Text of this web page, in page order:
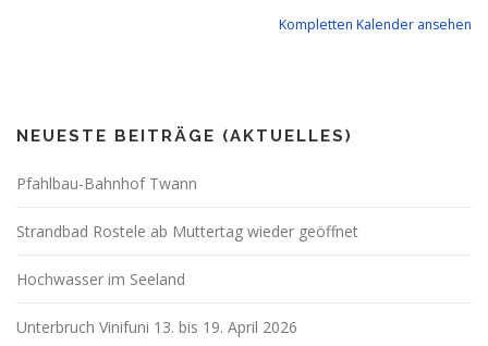
Kompletten Kalender ansehen
NEUESTE BEITRÄGE (AKTUELLES)
Pfahlbau-Bahnhof Twann
Strandbad Rostele ab Muttertag wieder geöffnet
Hochwasser im Seeland
Unterbruch Vinifuni 13. bis 19. April 2026